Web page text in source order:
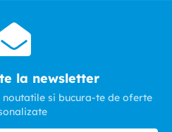
la newsletter
noutatile si bucura-te de oferte